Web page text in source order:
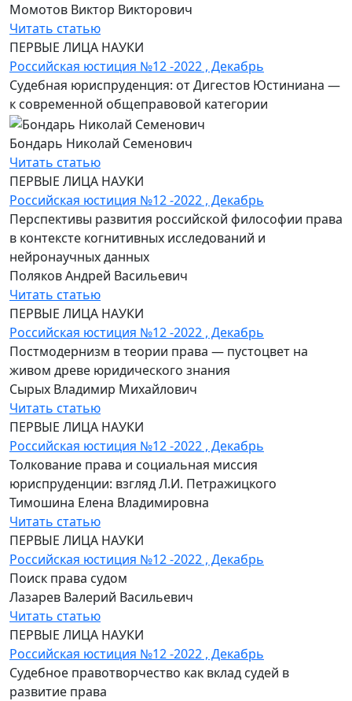
Момотов Виктор Викторович
Читать статью
ПЕРВЫЕ ЛИЦА НАУКИ
Российская юстиция №12 -2022 , Декабрь
Судебная юриспруденция: от Дигестов Юстиниана —
к современной общеправовой категории
Бондарь Николай Семенович
Читать статью
ПЕРВЫЕ ЛИЦА НАУКИ
Российская юстиция №12 -2022 , Декабрь
Перспективы развития российской философии права
в контексте когнитивных исследований и
нейронаучных данных
Поляков Андрей Васильевич
Читать статью
ПЕРВЫЕ ЛИЦА НАУКИ
Российская юстиция №12 -2022 , Декабрь
Постмодернизм в теории права — пустоцвет на
живом древе юридического знания
Сырых Владимир Михайлович
Читать статью
ПЕРВЫЕ ЛИЦА НАУКИ
Российская юстиция №12 -2022 , Декабрь
Толкование права и социальная миссия
юриспруденции: взгляд Л.И. Петражицкого
Тимошина Елена Владимировна
Читать статью
ПЕРВЫЕ ЛИЦА НАУКИ
Российская юстиция №12 -2022 , Декабрь
Поиск права судом
Лазарев Валерий Васильевич
Читать статью
ПЕРВЫЕ ЛИЦА НАУКИ
Российская юстиция №12 -2022 , Декабрь
Судебное правотворчество как вклад судей в
развитие права